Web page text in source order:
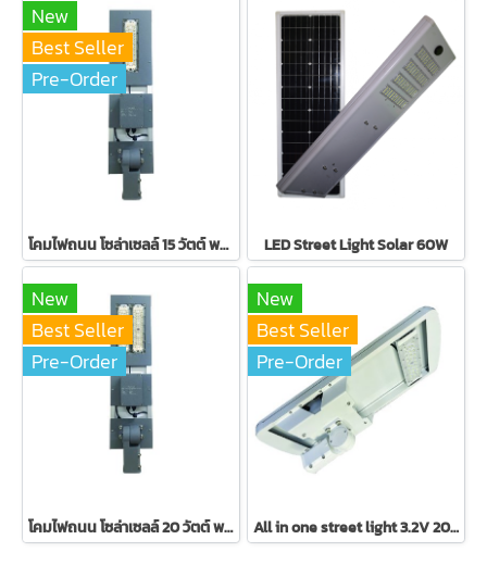
New
Best Seller
Pre-Order
โคมไฟถนน โซล่าเซลล์ 15 วัตต์ พลังงานแสงอาทิตย์ LED Street Light Solar 60W
New
Best Seller
Pre-Order
โคมไฟถนน โซล่าเซลล์ 20 วัตต์ พลังงานแสงอาทิตย์
New
Best Seller
Pre-Order
All in one street light 3.2V 20W โคมไฟถนน โซล่าเซลล์ 20 วัตต์ พลังงานแสงอาทิตย์ สีขาว